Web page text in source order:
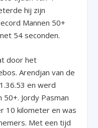
hij zijn
Mannen 50+
54 seconden.
door het
Arendjan van de
en werd
Jordy Pasman
10 kilometer en was
Met een tijd